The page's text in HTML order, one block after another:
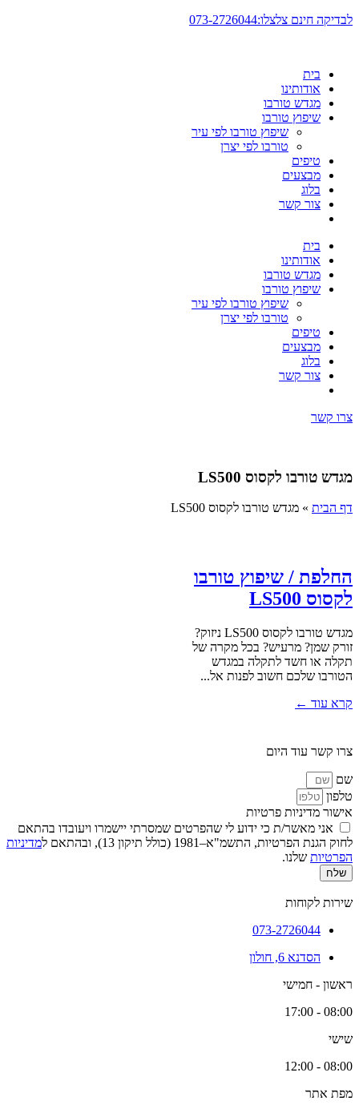
דלג
לבדיקה חינם צלצלו:073-2726044
בית
אודותינו
מגדש טורבו
שיפוץ טורבו
שיפוץ טורבו לפי עיר
טורבו לפי יצרן
טיפים
מבצעים
בלוג
צור קשר
בית
אודותינו
מגדש טורבו
שיפוץ טורבו
שיפוץ טורבו לפי עיר
טורבו לפי יצרן
טיפים
מבצעים
בלוג
צור קשר
צרו קשר
מגדש טורבו לקסוס LS500
דף הבית» מגדש טורבו לקסוס LS500
החלפת / שיפוץ טורבו
לקסוס LS500
מגדש טורבו לקסוס LS500 ניזוק?
זורק שמן? מרעיש? בכל מקרה של
תקלה או חשד לתקלה במגדש
הטורבו שלכם חשוב לפנות אל...
קרא עוד ←
צרו קשר עוד היום
שם
טלפון
אישור מדיניות פרטיות
אני מאשר/ת כי ידוע לי שהפרטים שמסרתי יישמרו ויעובדו בהתאם
לחוק הגנת הפרטיות, התשמ"א–1981 (כולל תיקון 13), ובהתאם ל
מדיניות
הפרטיותשלנו.
שלח
שירות לקוחות
073-2726044
הסדנא 6, חולון
ראשון - חמישי
08:00 - 17:00
שישי
08:00 - 12:00
מפת אתר